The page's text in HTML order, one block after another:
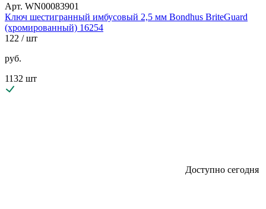
Арт. WN00083901
Ключ шестигранный имбусовый 2,5 мм Bondhus BriteGuard
(хромированный) 16254
122 / шт
руб.
1132 шт
Доступно сегодня